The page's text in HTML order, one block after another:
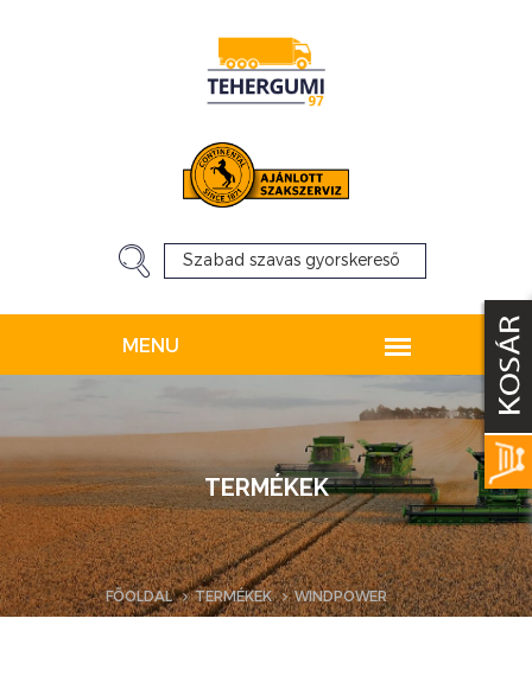
TERMÉKEK
FŐOLDAL TERMÉKEK WINDPOWER